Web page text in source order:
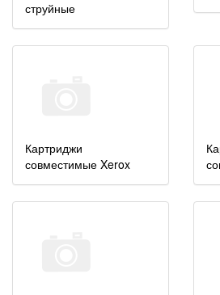
струйные
Картриджи
совместимые Xerox